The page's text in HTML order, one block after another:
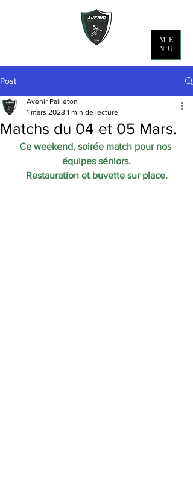
ME
NU
Post
Matchs du 04 et 05 Mars.
Avenir Pailleton
1 mars 2023 1 min de lecture
Ce weekend, soirée match pour nos
équipes séniors.
Restauration et buvette sur place.